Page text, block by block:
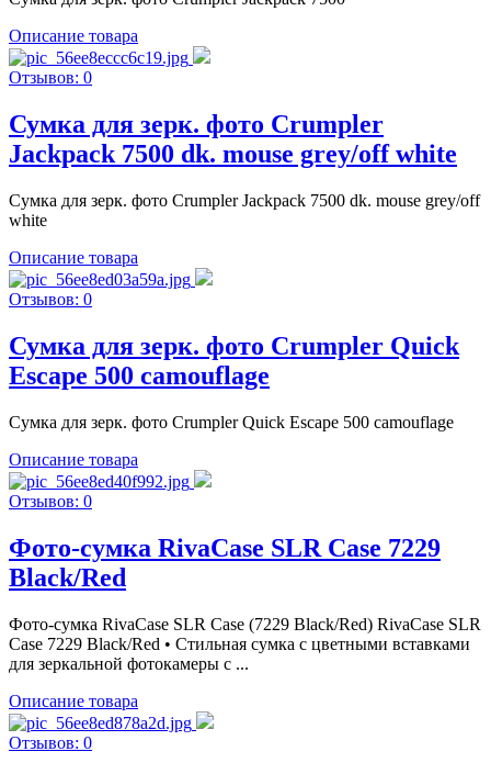
Описание товара
Отзывов: 0
Сумка для зерк. фото Crumpler
Jackpack 7500 dk. mouse grey/off white
Сумка для зерк. фото Crumpler Jackpack 7500 dk. mouse grey/off
white
Описание товара
Отзывов: 0
Сумка для зерк. фото Crumpler Quick
Escape 500 camouflage
Сумка для зерк. фото Crumpler Quick Escape 500 camouflage
Описание товара
Отзывов: 0
Фото-сумка RivaCase SLR Case 7229
Black/Red
Фото-сумка RivaCase SLR Case (7229 Black/Red) RivaCase SLR
Case 7229 Black/Red • Стильная сумка с цветными вставками
для зеркальной фотокамеры с ...
Описание товара
Отзывов: 0